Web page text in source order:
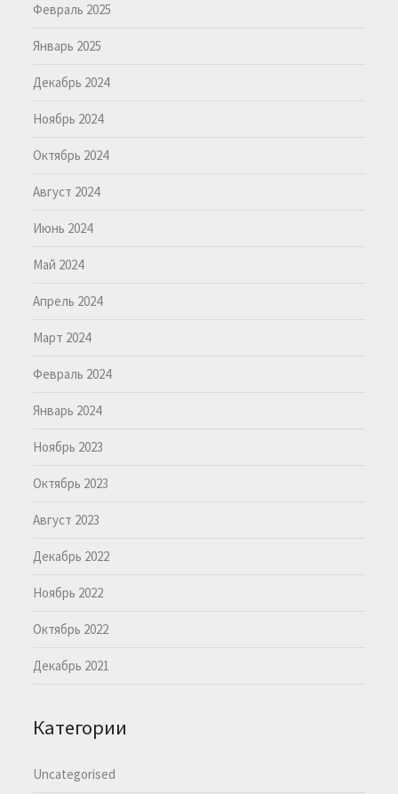
Февраль 2025
Январь 2025
Декабрь 2024
Ноябрь 2024
Октябрь 2024
Август 2024
Июнь 2024
Май 2024
Апрель 2024
Март 2024
Февраль 2024
Январь 2024
Ноябрь 2023
Октябрь 2023
Август 2023
Декабрь 2022
Ноябрь 2022
Октябрь 2022
Декабрь 2021
Категории
Uncategorised